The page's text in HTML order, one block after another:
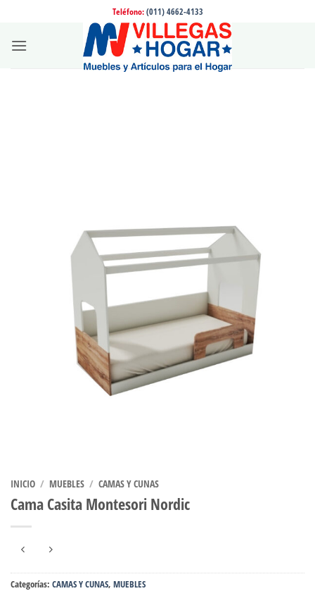
contenido
Teléfono: (011) 4662-4133
INICIO / MUEBLES / CAMAS Y CUNAS
Cama Casita Montesori Nordic
Categorías: CAMAS Y CUNAS, MUEBLES